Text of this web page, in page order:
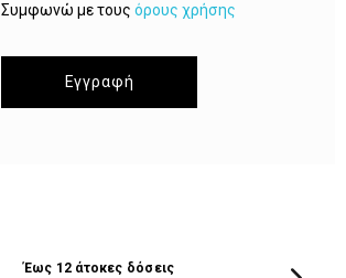
Συμφωνώ με τους όρους χρήσης
Εγγραφή
Έως 12 άτοκες δόσεις